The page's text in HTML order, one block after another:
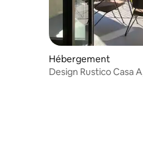
Hébergement
Design Rustico Casa